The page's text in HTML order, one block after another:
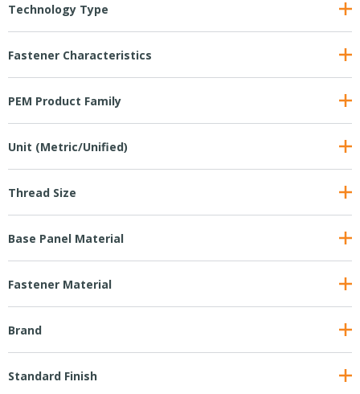
Technology Type
Fastener Characteristics
PEM Product Family
Unit (Metric/Unified)
Thread Size
Base Panel Material
Fastener Material
Brand
Standard Finish